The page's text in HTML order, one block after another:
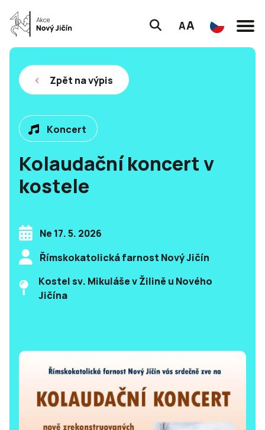
AA
Zpět na výpis
Koncert
Kolaudační koncert v
kostele
Ne 17. 5. 2026
Římskokatolická farnost Nový Jičín
Kostel sv. Mikuláše v Žilině u Nového
Jičína